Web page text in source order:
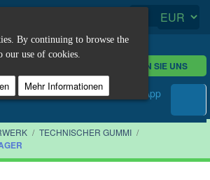
KONTAKTIEREN SIE UNS
/ TECHNISCHER GUMMI /
By continuing to browse the
our use of cookies.
Mehr Informationen